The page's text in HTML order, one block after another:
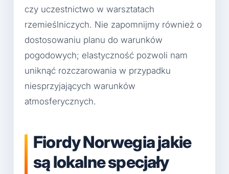
czy uczestnictwo w warsztatach
rzemieślniczych. Nie zapomnijmy również o
dostosowaniu planu do warunków
pogodowych; elastyczność pozwoli nam
uniknąć rozczarowania w przypadku
niesprzyjających warunków
atmosferycznych.
Fiordy Norwegia jakie
są lokalne specjały